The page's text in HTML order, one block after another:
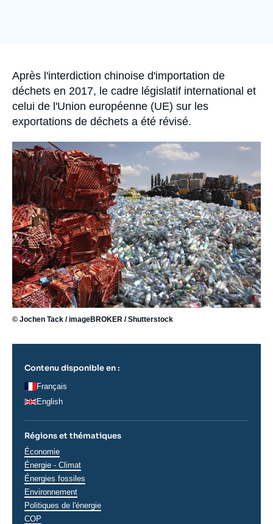
Accroche
Après l'interdiction chinoise d'importation de
déchets en 2017, le cadre législatif international et
celui de l'Union européenne (UE) sur les
exportations de déchets a été révisé.
Image
principale
© Jochen Tack / imageBROKER / Shutterstock
Contenu disponible en :
Français
English
Régions et thématiques
Thématiques
analyses
Économie
Énergie - Climat
Énergies fossiles
Environnement
Politiques de l'énergie
COP